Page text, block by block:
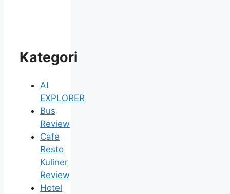
Kategori
AI
EXPLORER
Bus
Review
Cafe
Resto
Kuliner
Review
Hotel